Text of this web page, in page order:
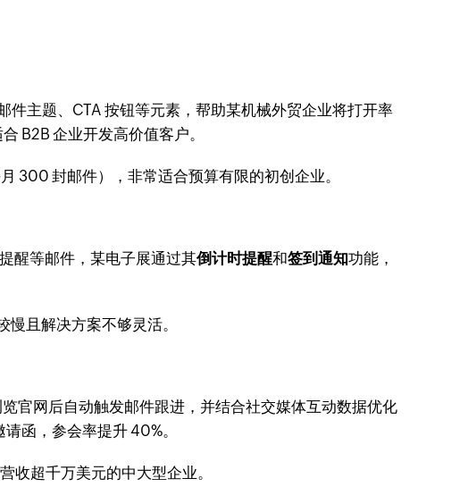
件主题、CTA 按钮等元素，帮助某机械外贸企业将打开率
B2B 企业开发高价值客户。
300 封邮件），非常适合预算有限的初创企业。
醒等邮件，某电子展通过其倒计时提醒和签到通知功能，
且解决方案不够灵活。
官网后自动触发邮件跟进，并结合社交媒体互动数据优化
函，参会率提升 40%。
收超千万美元的中大型企业。